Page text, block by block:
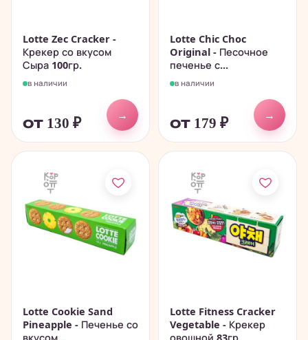
Lotte Zec Cracker -
Крекер со вкусом
Сыра 100гр.
в наличии
от 130 ₽
→
Lotte Chic Choc
Original - Песочное
печенье с...
в наличии
от 179 ₽
→
Lotte Cookie Sand
Pineapple - Печенье со
вкусом...
Lotte Fitness Cracker
Vegetable - Крекер
овощной 83гр.